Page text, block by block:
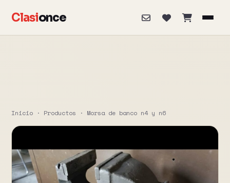
Clasionce
Inicio · Productos · Morsa de banco n4 y n6